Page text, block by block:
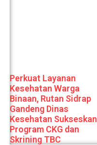
Perkuat Layanan
Kesehatan Warga
Binaan, Rutan Sidrap
Gandeng Dinas
Kesehatan Sukseskan
Program CKG dan
Skrining TBC